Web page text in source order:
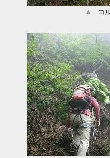
▲ コ